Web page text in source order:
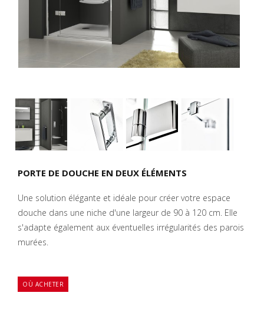
PORTE DE DOUCHE EN DEUX ÉLÉMENTS
Une solution élégante et idéale pour créer votre espace
douche dans une niche d'une largeur de 90 à 120 cm. Elle
s'adapte également aux éventuelles irrégularités des parois
murées.
OÙ ACHETER